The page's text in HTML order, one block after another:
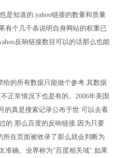
是知道的.yahoo链接的数量和质量
有个几千条说明自身网站的权重已
反响链接数目可以的话那么也能
的所有数据只能做个参考.其数据
正常情况下也是有的。2006年美国
的真是搜索记录公布于世.可以去看
的.那么百度的反响链接.因为只要
在页面被收录了那么就会判断为
准确。业界称为"百度相关域".如果